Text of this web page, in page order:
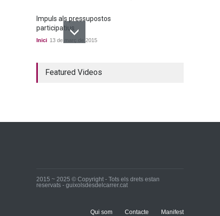
Impuls als pressupostos
participatius
Inici 13 de març de 2015
bandes
Featured Videos
2015 ~ 2025 © Copyright - Tots els drets estan
reservats - guixolsdesdelcarrer.cat
Qui som Contacte Manifest